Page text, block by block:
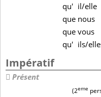
qu' il/elle
que nous
quevous
qu' ils/
Impératif
Présent
(2eme